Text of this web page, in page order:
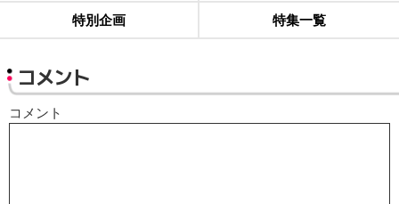
特別企画 特集一覧
コメント
コメント